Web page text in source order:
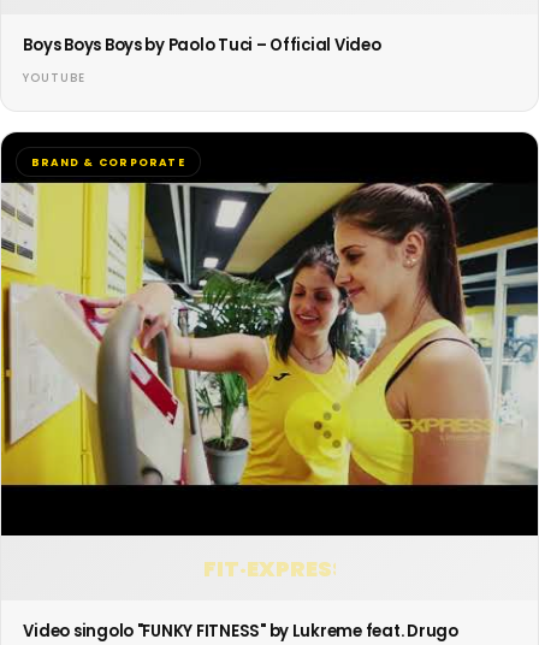
Boys Boys Boys by Paolo Tuci – Official Video
YOUTUBE
FIT·EXPRESS
BRAND & CORPORATE
Video singolo "FUNKY FITNESS" by Lukreme feat. Drugo